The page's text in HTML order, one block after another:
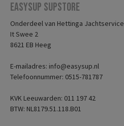
Easysup Supstore
Onderdeel van Hettinga Jachtservice
It Swee 2
8621 EB Heeg
E-mailadres: info@easysup.nl
Telefoonnummer: 0515-781787
KVK Leeuwarden: 011 197 42
BTW: NL8179.51.118.B01